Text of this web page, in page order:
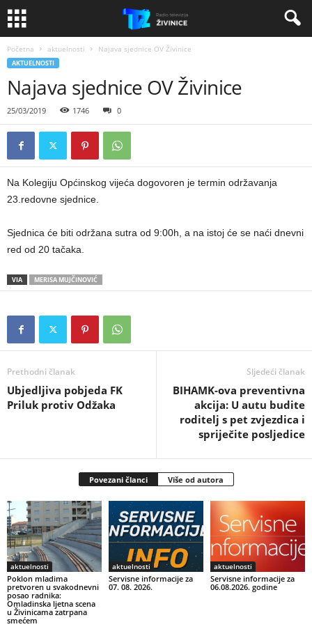
Početna aktuelnosti Najava sjednice OV Živinice
AKTUELNOSTI
Najava sjednice OV Živinice
25/03/2019 1746 0
Na Kolegiju Općinskog vijeća dogovoren je termin održavanja
23.redovne sjednice.
Sjednica će biti održana sutra od 9:00h, a na istoj će se naći dnevni
red od 20 tačaka.
VIA MERISA MUJČINOVIĆ
Prethodni članak
Ubjedljiva pobjeda FK
Priluk protiv Odžaka
Sljedeći članak
BIHAMK-ova preventivna
akcija: U autu budite
roditelj s pet zvjezdica i
spriječite posljedice
Povezani članci Više od autora
aktuelnosti
Poklon mladima
pretvoren u svakodnevni
posao radnika:
Omladinska ljetna scena
u Živinicama zatrpana
smećem
aktuelnosti
Servisne informacije za
07. 08. 2026.
aktuelnosti
Servisne informacije za
06.08.2026. godine